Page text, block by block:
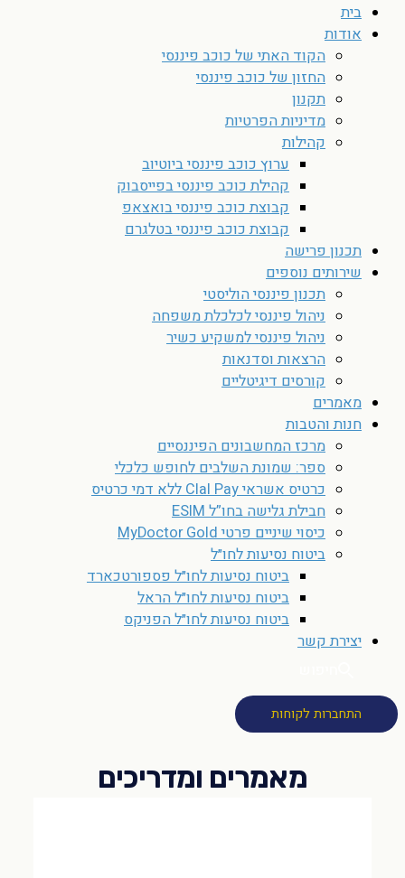
בית
אודות
הקוד האתי של כוכב פיננסי
החזון של כוכב פיננסי
תקנון
מדיניות הפרטיות
קהילות
ערוץ כוכב פיננסי ביוטיוב
קהילת כוכב פיננסי בפייסבוק
קבוצת כוכב פיננסי בואצאפ
קבוצת כוכב פיננסי בטלגרם
תכנון פרישה
שירותים נוספים
תכנון פיננסי הוליסטי
ניהול פיננסי לכלכלת משפחה
ניהול פיננסי למשקיע כשיר
הרצאות וסדנאות
קורסים דיגיטליים
מאמרים
חנות והטבות
מרכז המחשבונים הפיננסיים
ספר: שמונת השלבים לחופש כלכלי
כרטיס אשראי Clal Pay ללא דמי כרטיס
חבילת גלישה בחו”ל ESIM
כיסוי שיניים פרטי MyDoctor Gold
ביטוח נסיעות לחו״ל
ביטוח נסיעות לחו״ל פספורטכארד
ביטוח נסיעות לחו״ל הראל
ביטוח נסיעות לחו״ל הפניקס
יצירת קשר
התחברות לקוחות